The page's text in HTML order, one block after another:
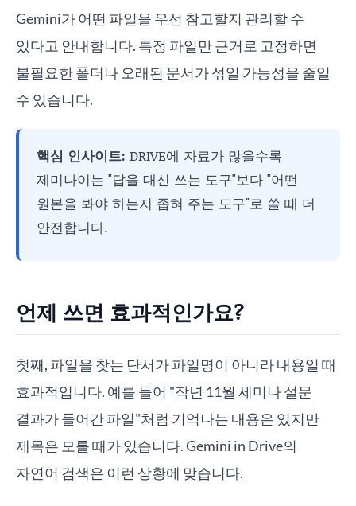
Gemini가 어떤 파일을 우선 참고할지 관리할 수
있다고 안내합니다. 특정 파일만 근거로 고정하면
불필요한 폴더나 오래된 문서가 섞일 가능성을 줄일
수 있습니다.
핵심 인사이트: DRIVE에 자료가 많을수록
제미나이는 "답을 대신 쓰는 도구"보다 "어떤
원본을 봐야 하는지 좁혀 주는 도구"로 쓸 때 더
안전합니다.
언제 쓰면 효과적인가요?
첫째, 파일을 찾는 단서가 파일명이 아니라 내용일 때
효과적입니다. 예를 들어 "작년 11월 세미나 설문
결과가 들어간 파일"처럼 기억나는 내용은 있지만
제목은 모를 때가 있습니다. Gemini in Drive의
자연어 검색은 이런 상황에 맞습니다.